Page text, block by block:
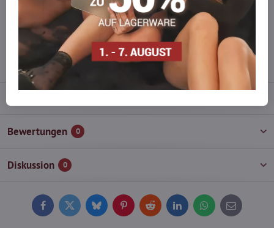
Zögern Sie nicht, uns zu kontaktieren, wir füllen die Ware für Sie
wieder auf!
info​@everlady​.eu
Bewertungen 0
Diskussion 0
FacebookTwitterBlueskyPinterestReddit LinkedInWhatsApp
E-
mail